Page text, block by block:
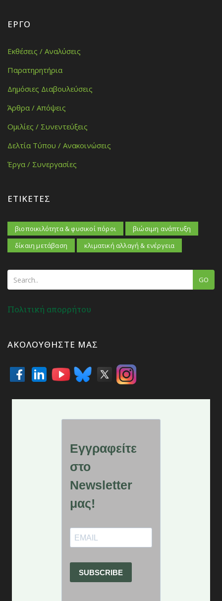
ΈΡΓΟ
Εκθέσεις / Αναλύσεις
Παρατηρητήρια
Δημόσιες Διαβουλεύσεις
Άρθρα / Απόψεις
Ομιλίες / Συνεντεύξεις
Δελτία Τύπου / Ανακοινώσεις
Έργα / Συνεργασίες
ΕΤΙΚΈΤΕΣ
βιοποικιλότητα & φυσικοί πόροι
βιώσιμη ανάπτυξη
δίκαιη μετάβαση
κλιματική αλλαγή & ενέργεια
GO
Πολιτική απορρήτου
ΑΚΟΛΟΥΘΉΣΤΕ ΜΑΣ